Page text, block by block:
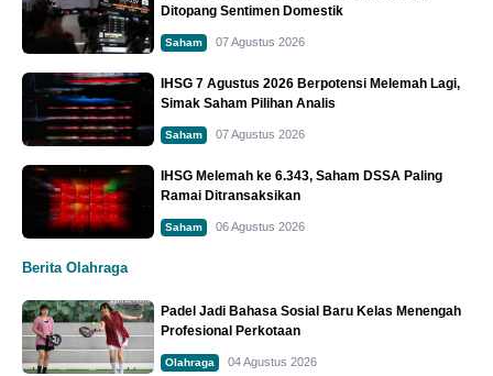
Ditopang Sentimen Domestik
Saham 07 Agustus 2026
IHSG 7 Agustus 2026 Berpotensi Melemah Lagi,
Simak Saham Pilihan Analis
Saham 07 Agustus 2026
IHSG Melemah ke 6.343, Saham DSSA Paling
Ramai Ditransaksikan
Saham 06 Agustus 2026
Berita Olahraga
Padel Jadi Bahasa Sosial Baru Kelas Menengah
Profesional Perkotaan
Olahraga 04 Agustus 2026